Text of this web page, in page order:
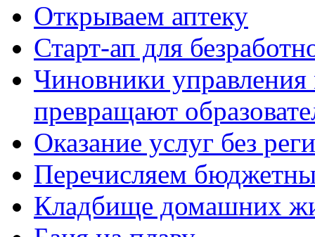
Открываем аптеку
Старт-ап для
Чиновники
превращают
Оказание услуг без
Перечисляем
Кладбище домашних